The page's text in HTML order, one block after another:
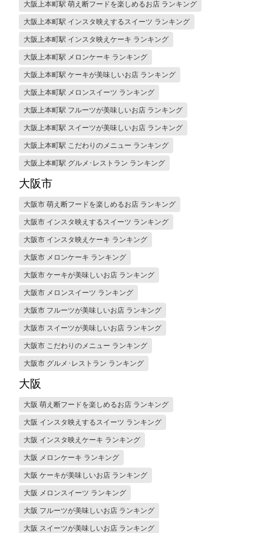
大阪上本町駅 萌え断フードを楽しめるお店 ランキング
大阪上本町駅 インスタ映えするスイーツ ランキング
大阪上本町駅 インスタ映えケーキ ランキング
大阪上本町駅 メロンケーキ ランキング
大阪上本町駅 ケーキが美味しいお店 ランキング
大阪上本町駅 メロンスイーツ ランキング
大阪上本町駅 フルーツが美味しいお店 ランキング
大阪上本町駅 スイーツが美味しいお店 ランキング
大阪上本町駅 こだわりのメニュー ランキング
大阪上本町駅 グルメ･レストラン ランキング
大阪市
大阪市 萌え断フードを楽しめるお店 ランキング
大阪市 インスタ映えするスイーツ ランキング
大阪市 インスタ映えケーキ ランキング
大阪市 メロンケーキ ランキング
大阪市 ケーキが美味しいお店 ランキング
大阪市 メロンスイーツ ランキング
大阪市 フルーツが美味しいお店 ランキング
大阪市 スイーツが美味しいお店 ランキング
大阪市 こだわりのメニュー ランキング
大阪市 グルメ･レストラン ランキング
大阪
大阪 萌え断フードを楽しめるお店 ランキング
大阪 インスタ映えするスイーツ ランキング
大阪 インスタ映えケーキ ランキング
大阪 メロンケーキ ランキング
大阪 ケーキが美味しいお店 ランキング
大阪 メロンスイーツ ランキング
大阪 フルーツが美味しいお店 ランキング
大阪 スイーツが美味しいお店 ランキング